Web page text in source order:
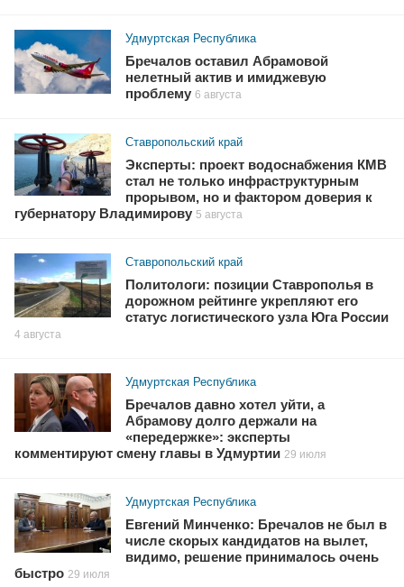
Удмуртская Республика
Бречалов оставил Абрамовой
нелетный актив и имиджевую
проблему 6 августа
Ставропольский край
Эксперты: проект водоснабжения КМВ
стал не только инфраструктурным
прорывом, но и фактором доверия к
губернатору Владимирову 5 августа
Ставропольский край
Политологи: позиции Ставрополья в
дорожном рейтинге укрепляют его
статус логистического узла Юга России
4 августа
Удмуртская Республика
Бречалов давно хотел уйти, а
Абрамову долго держали на
«передержке»: эксперты
комментируют смену главы в Удмуртии 29 июля
Удмуртская Республика
Евгений Минченко: Бречалов не был в
числе скорых кандидатов на вылет,
видимо, решение принималось очень
быстро 29 июля